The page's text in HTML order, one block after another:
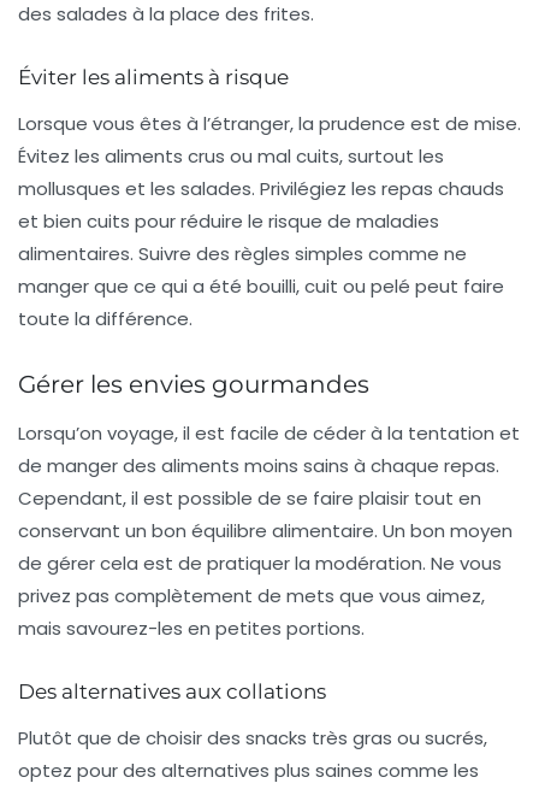
des salades à la place des frites.
Éviter les aliments à risque
Lorsque vous êtes à l’étranger, la prudence est de mise.
Évitez les aliments crus ou mal cuits, surtout les
mollusques et les salades. Privilégiez les repas chauds
et bien cuits pour réduire le risque de maladies
alimentaires. Suivre des règles simples comme ne
manger que ce qui a été bouilli, cuit ou pelé peut faire
toute la différence.
Gérer les envies gourmandes
Lorsqu’on voyage, il est facile de céder à la tentation et
de manger des aliments moins sains à chaque repas.
Cependant, il est possible de se faire plaisir tout en
conservant un bon équilibre alimentaire. Un bon moyen
de gérer cela est de pratiquer la modération. Ne vous
privez pas complètement de mets que vous aimez,
mais savourez-les en petites portions.
Des alternatives aux collations
Plutôt que de choisir des snacks très gras ou sucrés,
optez pour des alternatives plus saines comme les